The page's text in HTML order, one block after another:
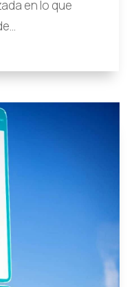
en lo que